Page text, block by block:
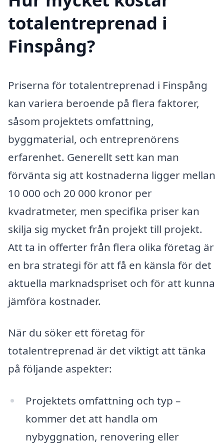
totalentreprenad i
Finspång?
Priserna för totalentreprenad i Finspång
kan variera beroende på flera faktorer,
såsom projektets omfattning,
byggmaterial, och entreprenörens
erfarenhet. Generellt sett kan man
förvänta sig att kostnaderna ligger mellan
10 000 och 20 000 kronor per
kvadratmeter, men specifika priser kan
skilja sig mycket från projekt till projekt.
Att ta in offerter från flera olika företag är
en bra strategi för att få en känsla för det
aktuella marknadspriset och för att kunna
jämföra kostnader.
När du söker ett företag för
totalentreprenad är det viktigt att tänka
på följande aspekter:
Projektets omfattning och typ –
kommer det att handla om
nybyggnation, renovering eller